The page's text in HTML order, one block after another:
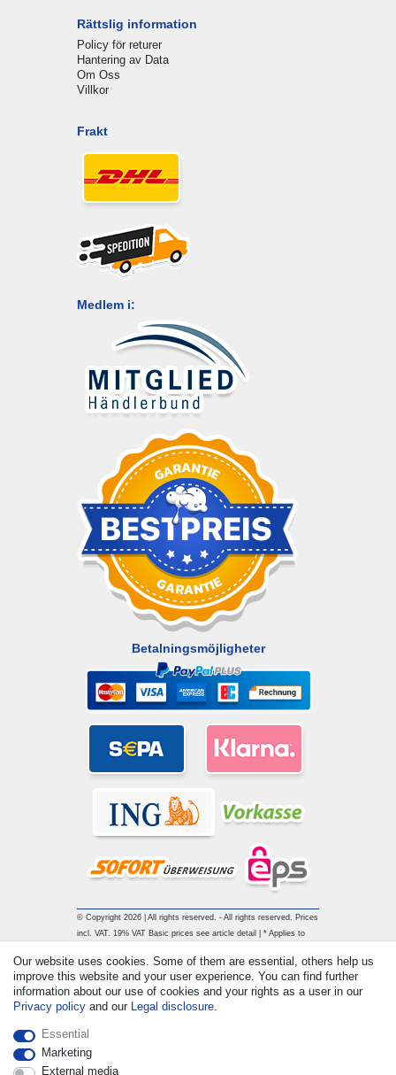
Rättslig information
Policy för returer
Hantering av Data
Om Oss
Villkor
Frakt
Medlem i:
Betalningsmöjligheter
© Copyright 2026 | All rights reserved. - All rights reserved. Prices
incl. VAT. 19% VAT Basic prices see article detail | * Applies to
Our website uses cookies. Some of them are essential, others help us
improve this website and your user experience. You can find further
information about our use of cookies and your rights as a user in our
Privacy policy and our Legal disclosure.
Essential
Marketing
External media
Withdraw from contract here Contact